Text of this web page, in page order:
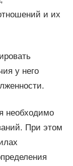
и их
у него
необходимо
При этом